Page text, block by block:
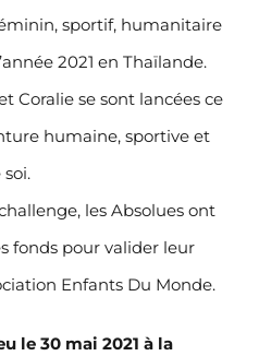
sportif, humanitaire
2021 en Thaïlande.
Coralie se sont lancées ce
humaine, sportive et
les Absolues ont
fonds pour valider leur
Enfants Du Monde.
le 30 mai 2021 à la